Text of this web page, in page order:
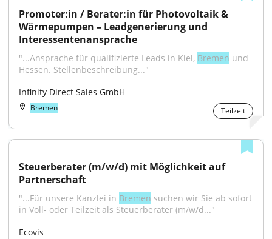
Promoter:in / Berater:in für Photovoltaik &
Wärmepumpen – Leadgenerierung und
Interessentenansprache
"...Ansprache für qualifizierte Leads in Kiel, Bremen und
Hessen. Stellenbeschreibung..."
Infinity Direct Sales GmbH
Bremen Teilzeit
Steuerberater (m/w/d) mit Möglichkeit auf
Partnerschaft
"...Für unsere Kanzlei in Bremen suchen wir Sie ab sofort
in Voll- oder Teilzeit als Steuerberater (m/w/d..."
Ecovis